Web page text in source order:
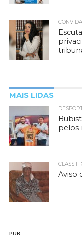
MAIS LIDAS
pelos
Aviso
PUB